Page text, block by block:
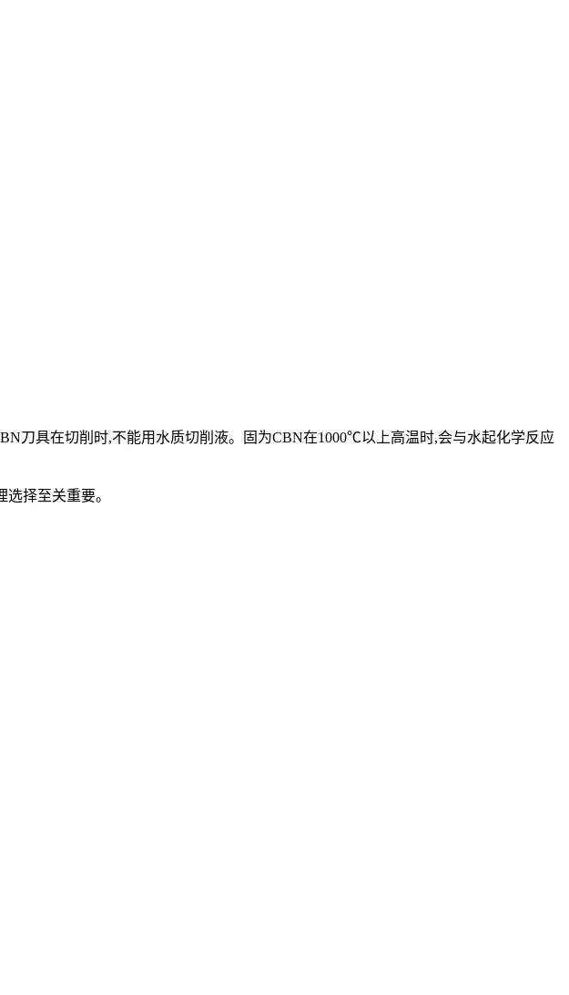
刀具在切削时,不能用水质切削液。固为CBN在1000℃以上高温时,会与水起化学反应
择至关重要。